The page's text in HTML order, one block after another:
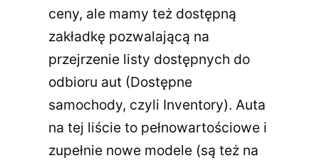
ceny, ale mamy też dostępną
zakładkę pozwalającą na
przejrzenie listy dostępnych do
odbioru aut (Dostępne
samochody, czyli Inventory). Auta
na tej liście to pełnowartościowe i
zupełnie nowe modele (są też na